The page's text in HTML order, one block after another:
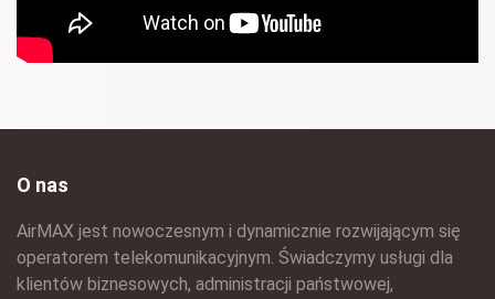
O nas
AirMAX jest nowoczesnym i dynamicznie rozwijającym się
operatorem telekomunikacyjnym. Świadczymy usługi dla
klientów biznesowych, administracji państwowej,